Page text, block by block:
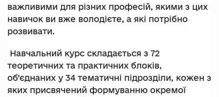
важливими для різних професій, якими з цих
навичок ви вже володієте, а які потрібно
розвивати.
Навчальний курс складається з 72
теоретичних та практичних блоків,
об’єднаних у 34 тематичні підрозділи, кожен з
яких присвячений формуванню окремої